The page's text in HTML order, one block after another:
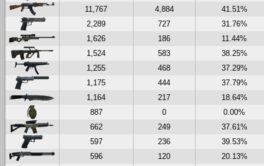
11,767
4,884
41.51%
2,289
727
31.76%
1,626
186
11.44%
1,524
583
38.25%
1,255
468
37.29%
1,175
444
37.79%
1,164
217
18.64%
887
0
0.00%
662
249
37.61%
597
236
39.53%
596
120
20.13%